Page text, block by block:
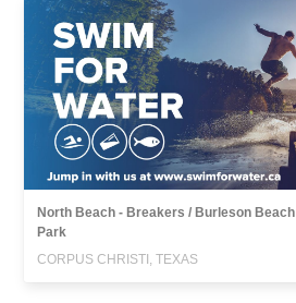
North Beach - Breakers / Burleson Beach
Park
CORPUS CHRISTI, TEXAS